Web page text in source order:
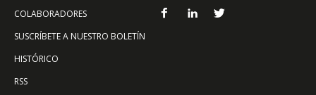
COLABORADORES
SUSCRÍBETE A NUESTRO BOLETÍN
HISTÓRICO
RSS